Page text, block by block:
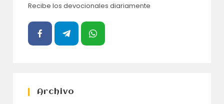
Recibe los devocionales diariamente
Archivo